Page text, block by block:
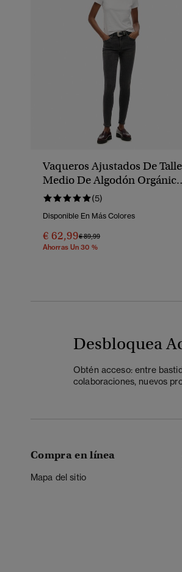
Vaqueros Ajustados De Talle
Medio De Algodón Orgánico
Vintage
(5)
Disponible En Más Colores
€ 62,99Precio Rebajado De
€ 89,99A
Ahorras Un 30 %
Desbloquea
Obtén acceso: entre
colaboraciones, nuevos
Compra en línea
Mapa del sitio